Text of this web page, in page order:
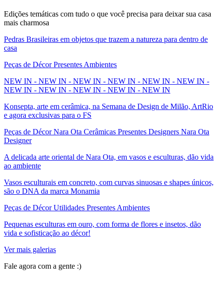
Edições temáticas com tudo o que você precisa para deixar sua casa
mais charmosa
Pedras Brasileiras em objetos que trazem a natureza para dentro de
casa
Peças de Décor Presentes Ambientes
NEW IN - NEW IN - NEW IN - NEW IN - NEW IN - NEW IN -
NEW IN - NEW IN - NEW IN - NEW IN - NEW IN
Konsepta, arte em cerâmica, na Semana de Design de Milão, ArtRio
e agora exclusivas para o FS
Peças de Décor Nara Ota Cerâmicas Presentes Designers Nara Ota
Designer
A delicada arte oriental de Nara Ota, em vasos e esculturas, dão vida
ao ambiente
Vasos esculturais em concreto, com curvas sinuosas e shapes únicos,
são o DNA da marca Monamia
Peças de Décor Utilidades Presentes Ambientes
Pequenas esculturas em ouro, com forma de flores e insetos, dão
vida e sofisticação ao décor!
Ver mais galerias
Fale agora com a gente :)